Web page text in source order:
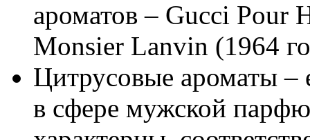
ароматов – Gucci Pour
Monsier Lanvin (1964
Цитрусовые ароматы –
в сфере мужской